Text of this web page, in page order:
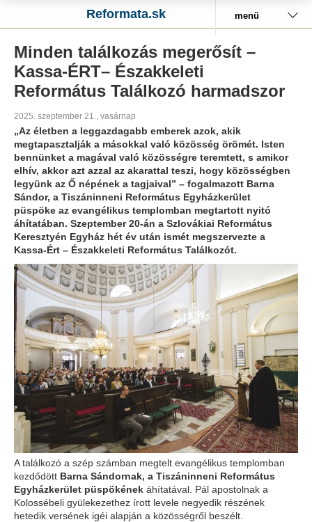
Reformata.sk menü
Minden találkozás megerősít –
Kassa-ÉRT– Északkeleti
Református Találkozó harmadszor
2025. szeptember 21., vasárnap
„Az életben a leggazdagabb emberek azok, akik
megtapasztalják a másokkal való közösség örömét. Isten
bennünket a magával való közösségre teremtett, s amikor
elhív, akkor azt azzal az akarattal teszi, hogy közösségben
legyünk az Ő népének a tagjaival” – fogalmazott Barna
Sándor, a Tiszáninneni Református Egyházkerület
püspöke az evangélikus templomban megtartott nyitó
áhítatában. Szeptember 20-án a Szlovákiai Református
Keresztyén Egyház hét év után ismét megszervezte a
Kassa-Ért – Északkeleti Református Találkozót.
A találkozó a szép számban megtelt evangélikus templomban
kezdődött Barna Sándornak, a Tiszáninneni Református
Egyházkerület püspökének áhítatával. Pál apostolnak a
Kolossébeli gyülekezethez írott levele negyedik részének
hetedik versének igéi alapján a közösségről beszélt.